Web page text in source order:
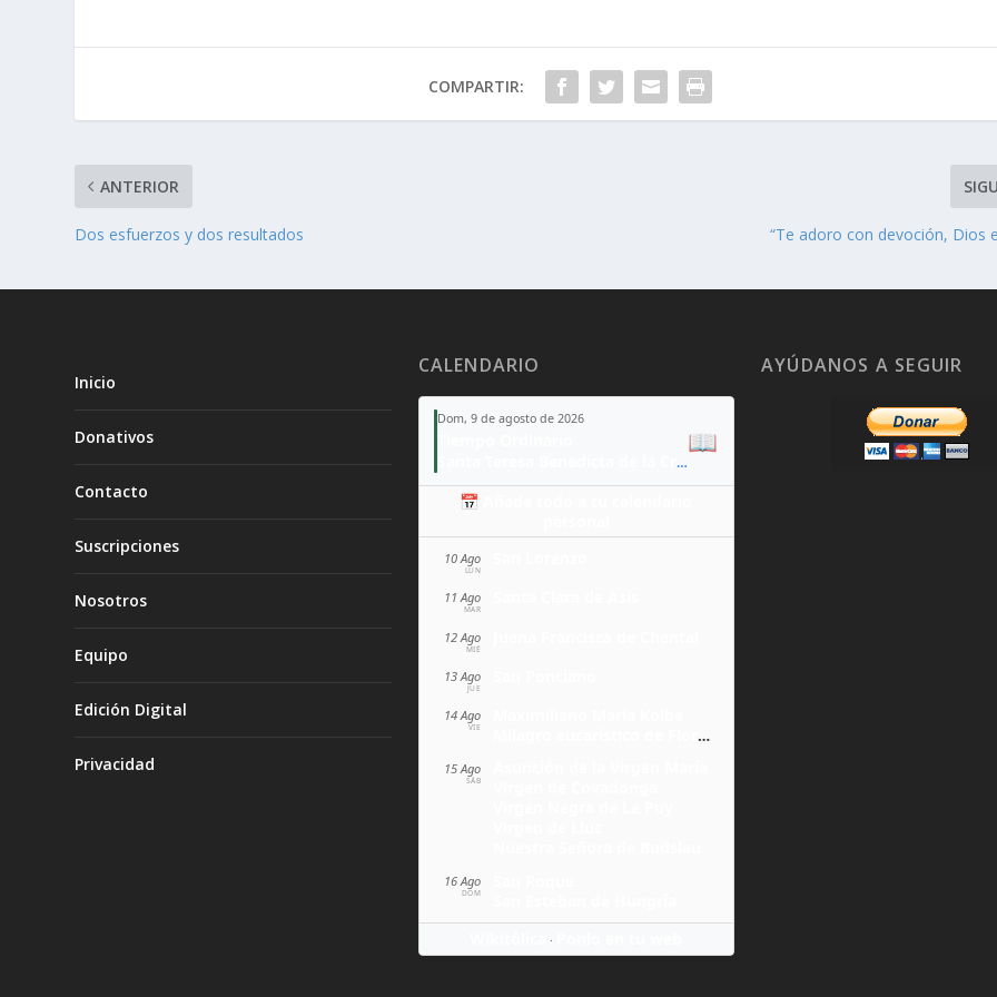
COMPARTIR:
ANTERIOR
Dos esfuerzos y dos resultados “Te adoro con devoción, Dios
Inicio
Donativos
Contacto
Suscripciones
Nosotros
Equipo
Edición Digital
Privacidad
CALENDARIO
Dom, 9 de agosto de 2026
Santa Teresa Benedicta de la Cruz
📖
📅 Añade todo a tu calendario
10 Ago
LUN
11 Ago
MAR
12 Ago
MIÉ
13 Ago
JUE
14 Ago
VIE Milagro eucarístico de Florencia
15 Ago
SÁB
16 Ago
DOM
·
AYÚDANOS A SEGUIR